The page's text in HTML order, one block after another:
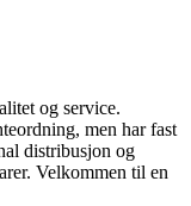
og service.
men har fast
distribusjon og
Velkommen til en